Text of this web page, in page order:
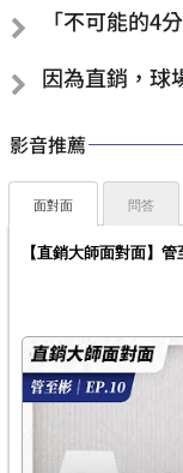
「不可能的4
影音推薦
面對面
【直銷大師面對面】
問答